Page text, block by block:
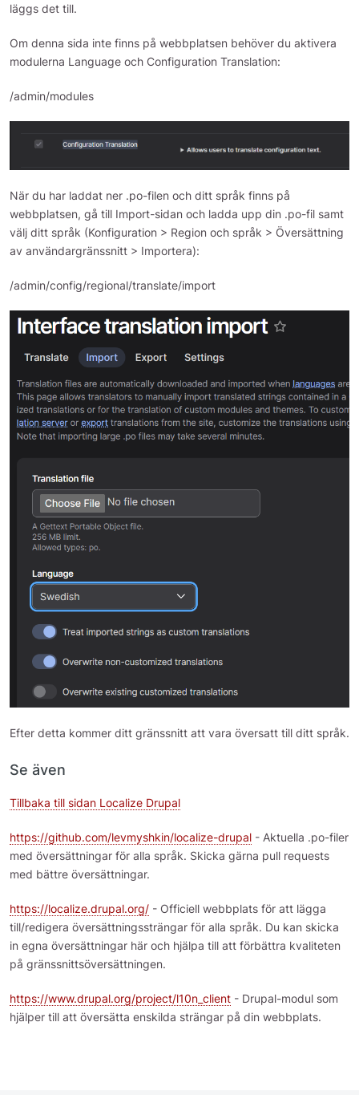
läggs det till.
Om denna sida inte finns på webbplatsen behöver du aktivera
modulerna Language och Configuration Translation:
/admin/modules
När du har laddat ner .po-filen och ditt språk finns på
webbplatsen, gå till Import-sidan och ladda upp din .po-fil samt
välj ditt språk (Konfiguration > Region och språk > Översättning
av användargränssnitt > Importera):
/admin/config/regional/translate/import
Efter detta kommer ditt gränssnitt att vara översatt till ditt språk.
Se även
Tillbaka till sidan Localize Drupal
https://github.com/levmyshkin/localize-drupal - Aktuella .po-filer
med översättningar för alla språk. Skicka gärna pull requests
med bättre översättningar.
https://localize.drupal.org/ - Officiell webbplats för att lägga
till/redigera översättningssträngar för alla språk. Du kan skicka
in egna översättningar här och hjälpa till att förbättra kvaliteten
på gränssnittsöversättningen.
https://www.drupal.org/project/l10n_client - Drupal-modul som
hjälper till att översätta enskilda strängar på din webbplats.